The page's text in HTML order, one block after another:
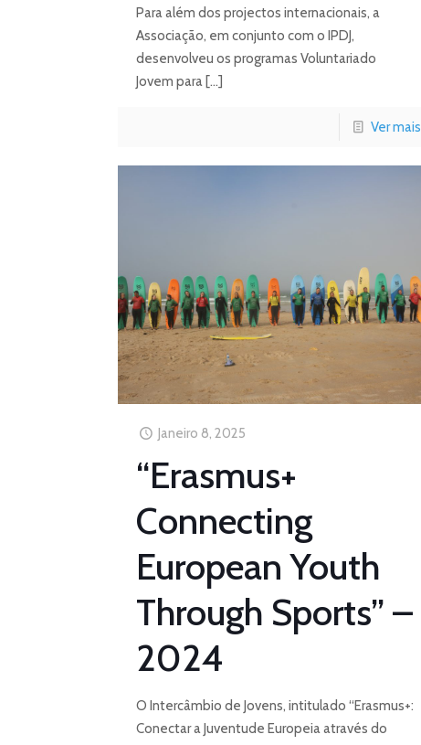
Para além dos projectos internacionais, a
Associação, em conjunto com o IPDJ,
desenvolveu os programas Voluntariado
Jovem para […]
Ver mais
Janeiro 8, 2025
“Erasmus+
Connecting
European Youth
Through Sports” –
2024
O Intercâmbio de Jovens, intitulado “Erasmus+:
Conectar a Juventude Europeia através do